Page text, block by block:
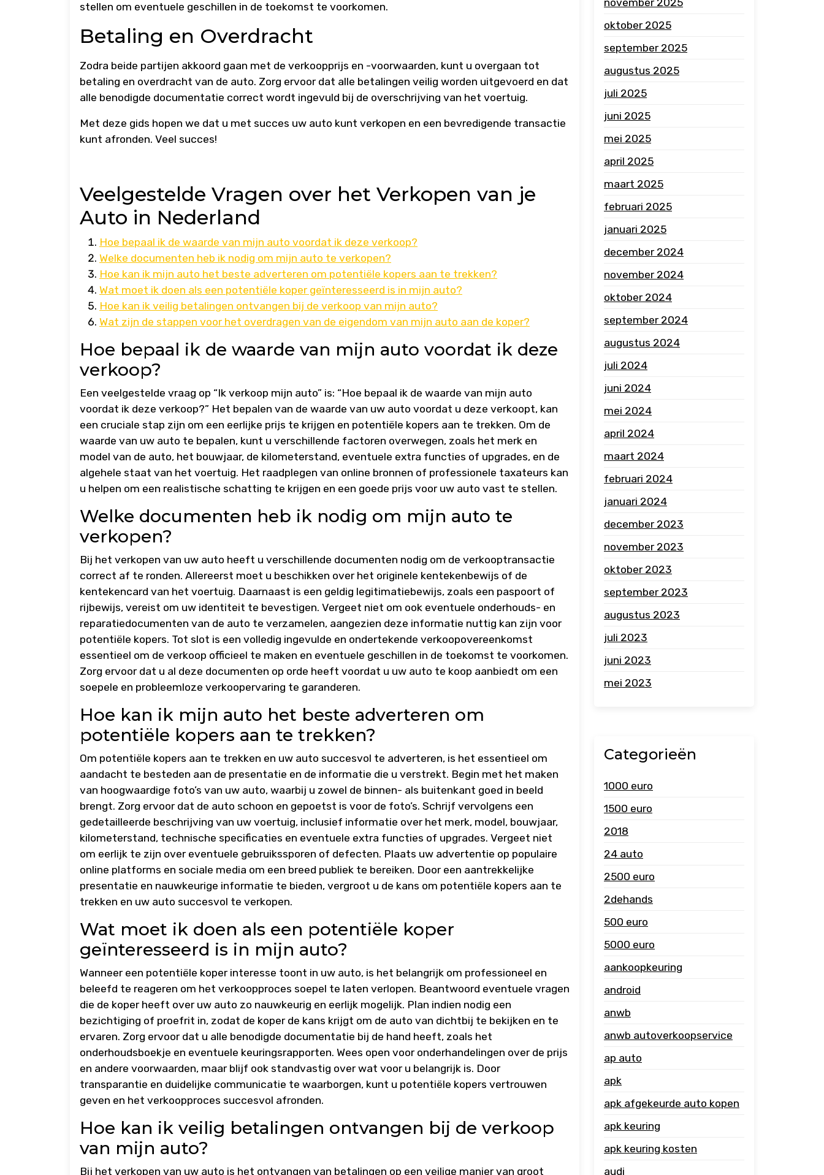
stellen om eventuele geschillen in de toekomst te voorkomen.
Betaling en Overdracht
Zodra beide partijen akkoord gaan met de verkoopprijs en -voorwaarden, kunt u overgaan tot
betaling en overdracht van de auto. Zorg ervoor dat alle betalingen veilig worden uitgevoerd en dat
alle benodigde documentatie correct wordt ingevuld bij de overschrijving van het voertuig.
Met deze gids hopen we dat u met succes uw auto kunt verkopen en een bevredigende transactie
kunt afronden. Veel succes!
Veelgestelde Vragen over het Verkopen van je
Auto in Nederland
Hoe bepaal ik de waarde van mijn auto voordat ik deze verkoop?
Welke documenten heb ik nodig om mijn auto te verkopen?
Hoe kan ik mijn auto het beste adverteren om potentiële kopers aan te trekken?
Wat moet ik doen als een potentiële koper geïnteresseerd is in mijn auto?
Hoe kan ik veilig betalingen ontvangen bij de verkoop van mijn auto?
Wat zijn de stappen voor het overdragen van de eigendom van mijn auto aan de koper?
Hoe bepaal ik de waarde van mijn auto voordat ik deze
verkoop?
Een veelgestelde vraag op “Ik verkoop mijn auto” is: “Hoe bepaal ik de waarde van mijn auto
voordat ik deze verkoop?” Het bepalen van de waarde van uw auto voordat u deze verkoopt, kan
een cruciale stap zijn om een eerlijke prijs te krijgen en potentiële kopers aan te trekken. Om de
waarde van uw auto te bepalen, kunt u verschillende factoren overwegen, zoals het merk en
model van de auto, het bouwjaar, de kilometerstand, eventuele extra functies of upgrades, en de
algehele staat van het voertuig. Het raadplegen van online bronnen of professionele taxateurs kan
u helpen om een realistische schatting te krijgen en een goede prijs voor uw auto vast te stellen.
Welke documenten heb ik nodig om mijn auto te
verkopen?
Bij het verkopen van uw auto heeft u verschillende documenten nodig om de verkooptransactie
correct af te ronden. Allereerst moet u beschikken over het originele kentekenbewijs of de
kentekencard van het voertuig. Daarnaast is een geldig legitimatiebewijs, zoals een paspoort of
rijbewijs, vereist om uw identiteit te bevestigen. Vergeet niet om ook eventuele onderhouds- en
reparatiedocumenten van de auto te verzamelen, aangezien deze informatie nuttig kan zijn voor
potentiële kopers. Tot slot is een volledig ingevulde en ondertekende verkoopovereenkomst
essentieel om de verkoop officieel te maken en eventuele geschillen in de toekomst te voorkomen.
Zorg ervoor dat u al deze documenten op orde heeft voordat u uw auto te koop aanbiedt om een
soepele en probleemloze verkoopervaring te garanderen.
Hoe kan ik mijn auto het beste adverteren om
potentiële kopers aan te trekken?
Om potentiële kopers aan te trekken en uw auto succesvol te adverteren, is het essentieel om
aandacht te besteden aan de presentatie en de informatie die u verstrekt. Begin met het maken
van hoogwaardige foto’s van uw auto, waarbij u zowel de binnen- als buitenkant goed in beeld
brengt. Zorg ervoor dat de auto schoon en gepoetst is voor de foto’s. Schrijf vervolgens een
gedetailleerde beschrijving van uw voertuig, inclusief informatie over het merk, model, bouwjaar,
kilometerstand, technische specificaties en eventuele extra functies of upgrades. Vergeet niet
om eerlijk te zijn over eventuele gebruikssporen of defecten. Plaats uw advertentie op populaire
online platforms en sociale media om een breed publiek te bereiken. Door een aantrekkelijke
presentatie en nauwkeurige informatie te bieden, vergroot u de kans om potentiële kopers aan te
trekken en uw auto succesvol te verkopen.
Wat moet ik doen als een potentiële koper
geïnteresseerd is in mijn auto?
Wanneer een potentiële koper interesse toont in uw auto, is het belangrijk om professioneel en
beleefd te reageren om het verkoopproces soepel te laten verlopen. Beantwoord eventuele vragen
die de koper heeft over uw auto zo nauwkeurig en eerlijk mogelijk. Plan indien nodig een
bezichtiging of proefrit in, zodat de koper de kans krijgt om de auto van dichtbij te bekijken en te
ervaren. Zorg ervoor dat u alle benodigde documentatie bij de hand heeft, zoals het
onderhoudsboekje en eventuele keuringsrapporten. Wees open voor onderhandelingen over de prijs
en andere voorwaarden, maar blijf ook standvastig over wat voor u belangrijk is. Door
transparantie en duidelijke communicatie te waarborgen, kunt u potentiële kopers vertrouwen
geven en het verkoopproces succesvol afronden.
Hoe kan ik veilig betalingen ontvangen bij de verkoop
van mijn auto?
Bij het verkopen van uw auto is het ontvangen van betalingen op een veilige manier van groot
november 2025
oktober 2025
september 2025
augustus 2025
juli 2025
juni 2025
mei 2025
april 2025
maart 2025
februari 2025
januari 2025
december 2024
november 2024
oktober 2024
september 2024
augustus 2024
juli 2024
juni 2024
mei 2024
april 2024
maart 2024
februari 2024
januari 2024
december 2023
november 2023
oktober 2023
september 2023
augustus 2023
juli 2023
juni 2023
mei 2023
Categorieën
1000 euro
1500 euro
2018
24 auto
2500 euro
2dehands
500 euro
5000 euro
aankoopkeuring
android
anwb
anwb autoverkoopservice
ap auto
apk
apk afgekeurde auto kopen
apk keuring
apk keuring kosten
audi